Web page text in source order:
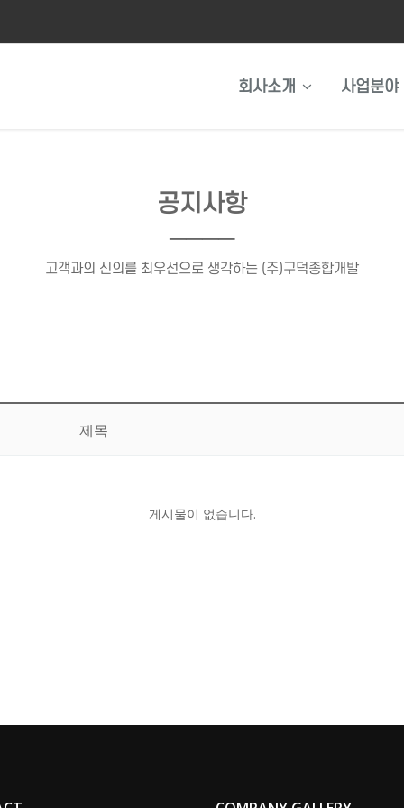
회사소개 사업분야
공지사항
────
고객과의 신의를 최우선으로 생각하는 (주)구덕종합개발
제목
게시물이 없습니다.